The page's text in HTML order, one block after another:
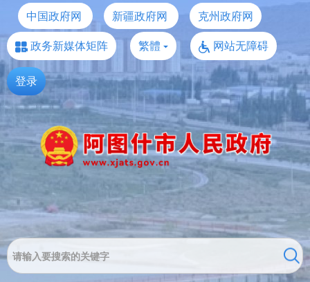
中国政府网 新疆政府网
克州政府网
政务新媒体矩阵
繁體 网站无障碍
登录